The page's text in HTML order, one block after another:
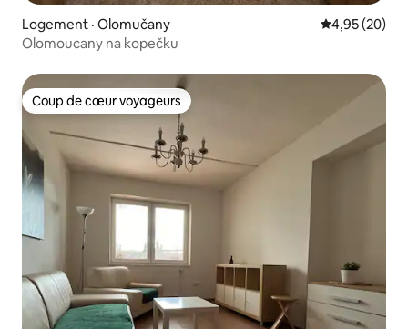
Logement · Olomučany Note
4,95 (20)
Olomoucany na kopečku
Coup de cœur voyageurs
Coup de cœur voyageurs